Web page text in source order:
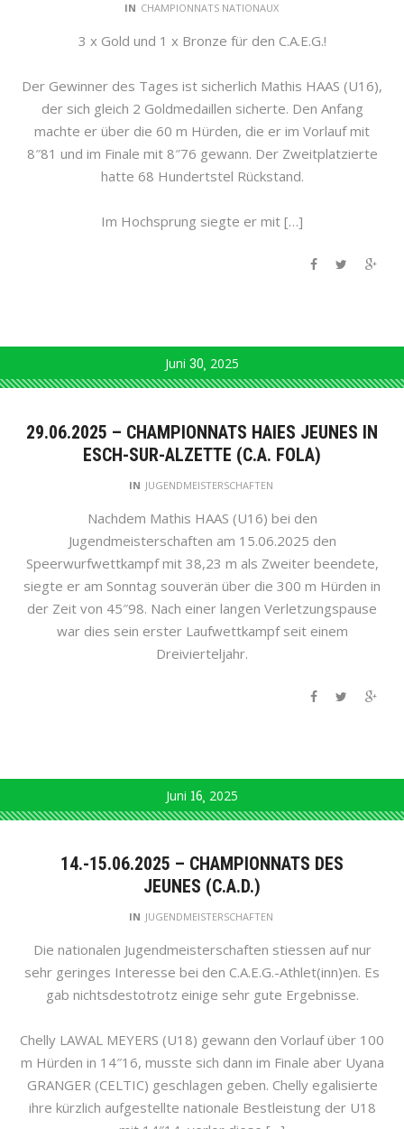
IN CHAMPIONNATS NATIONAUX
3 x Gold und 1 x Bronze für den C.A.E.G.!
Der Gewinner des Tages ist sicherlich Mathis HAAS (U16),
der sich gleich 2 Goldmedaillen sicherte. Den Anfang
machte er über die 60 m Hürden, die er im Vorlauf mit
8″81 und im Finale mit 8″76 gewann. Der Zweitplatzierte
hatte 68 Hundertstel Rückstand.
Im Hochsprung siegte er mit […]
Juni 30 2025
29.06.2025 – CHAMPIONNATS HAIES JEUNES IN
ESCH-SUR-ALZETTE (C.A. FOLA)
IN JUGENDMEISTERSCHAFTEN
Nachdem Mathis HAAS (U16) bei den
Jugendmeisterschaften am 15.06.2025 den
Speerwurfwettkampf mit 38,23 m als Zweiter beendete,
siegte er am Sonntag souverän über die 300 m Hürden in
der Zeit von 45″98. Nach einer langen Verletzungspause
war dies sein erster Laufwettkampf seit einem
Dreivierteljahr.
Juni 16 2025
14.-15.06.2025 – CHAMPIONNATS DES
JEUNES (C.A.D.)
IN JUGENDMEISTERSCHAFTEN
Die nationalen Jugendmeisterschaften stiessen auf nur
sehr geringes Interesse bei den C.A.E.G.-Athlet(inn)en. Es
gab nichtsdestotrotz einige sehr gute Ergebnisse.
Chelly LAWAL MEYERS (U18) gewann den Vorlauf über 100
m Hürden in 14″16, musste sich dann im Finale aber Uyana
GRANGER (CELTIC) geschlagen geben. Chelly egalisierte
ihre kürzlich aufgestellte nationale Bestleistung der U18